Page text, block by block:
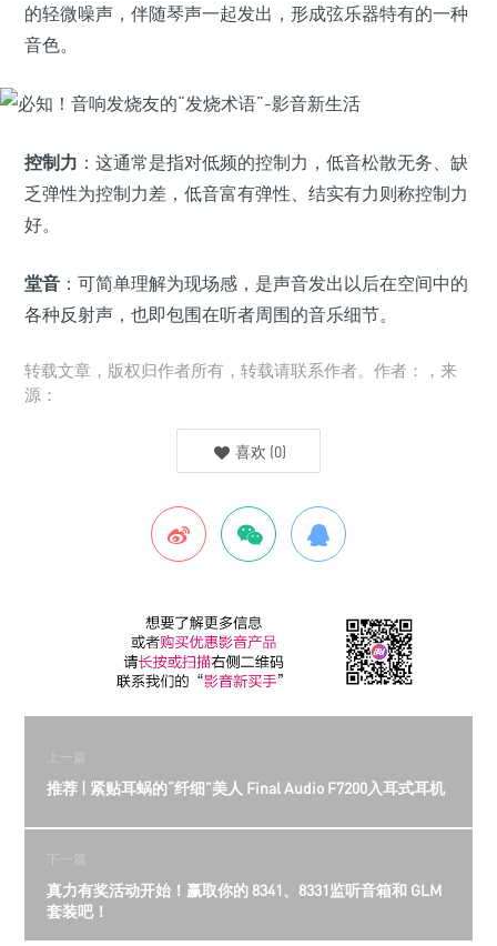
的轻微噪声，伴随琴声一起发出，形成弦乐器特有的一种
音色。
控制力 ：这通常是指对低频的控制力，低音松散无务、缺
乏弹性为控制力差，低音富有弹性、结实有力则称控制力
好。
堂音 ：可简单理解为现场感，是声音发出以后在空间中的
各种反射声，也即包围在听者周围的音乐细节。
转载文章，版权归作者所有，转载请联系作者。作者：，来
源：
喜欢 (0)
上一篇
推荐 | 紧贴耳蜗的“纤细”美人 Final Audio F7200入耳式耳机
下一篇
真力有奖活动开始！赢取你的 8341、8331监听音箱和 GLM
套装吧！